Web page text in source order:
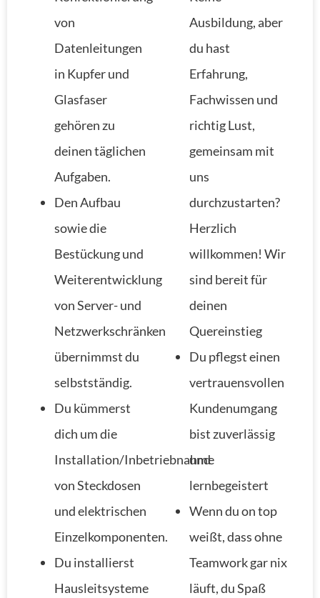
von
Datenleitungen
in Kupfer und
Glasfaser
gehören zu
deinen täglichen
Aufgaben.
Den Aufbau
sowie die
Bestückung und
Weiterentwicklung
von Server- und
Netzwerkschränken
übernimmst du
selbstständig.
Du kümmerst
dich um die
Installation/Inbetriebnahme
von Steckdosen
und elektrischen
Einzelkomponenten.
Du installierst
Hausleitsysteme
Ausbildung, aber
du hast
Erfahrung,
Fachwissen und
richtig Lust,
gemeinsam mit
uns
durchzustarten?
Herzlich
willkommen! Wir
sind bereit für
deinen
Quereinstieg
Du pflegst einen
vertrauensvollen
Kundenumgang
bist zuverlässig
und
lernbegeistert
Wenn du on top
weißt, dass ohne
Teamwork gar nix
läuft, du Spaß